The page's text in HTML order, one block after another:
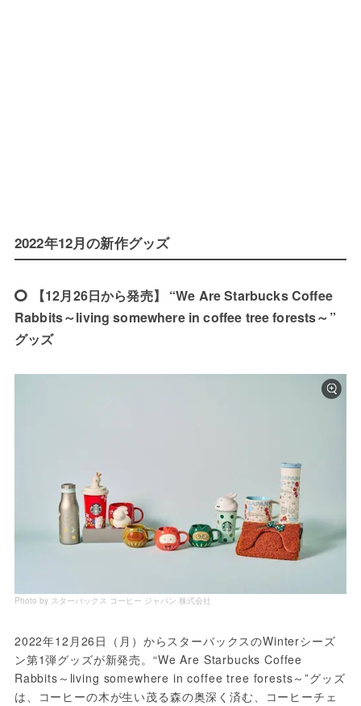
2022年12月の新作グッズ
【12月26日から発売】 “We Are Starbucks Coffee
Rabbits～living somewhere in coffee tree forests～”
グッズ
Photo by スターバックス コーヒー ジャパン 株式会社
2022年12月26日（月）からスターバックスのWinterシーズ
ン第1弾グッズが新発売。“We Are Starbucks Coffee
Rabbits～living somewhere in coffee tree forests～”グッズ
は、コーヒーの木が生い茂る森の奥深く済む、コーヒーチェ